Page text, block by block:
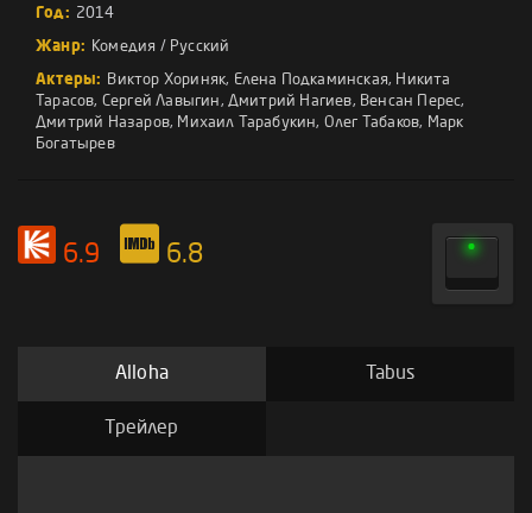
Год: 2014
Жанр: Комедия / Русский
Актеры: Виктор Хориняк, Елена Подкаминская, Никита
Тарасов, Сергей Лавыгин, Дмитрий Нагиев, Венсан Перес,
Дмитрий Назаров, Михаил Тарабукин, Олег Табаков, Марк
Богатырев
6.9 6.8
Alloha Tabus
Трейлер